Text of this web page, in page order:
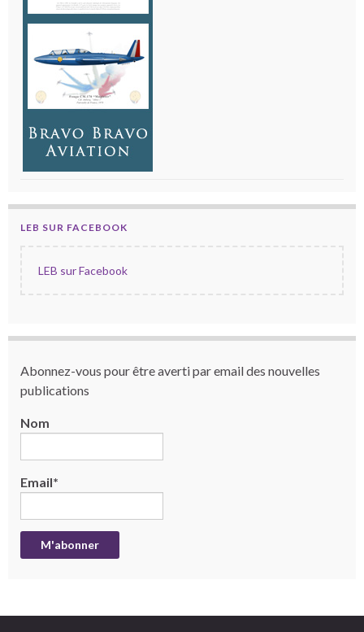
LEB SUR FACEBOOK
LEB sur Facebook
Abonnez-vous pour être averti par email des nouvelles
publications
Nom
Email*